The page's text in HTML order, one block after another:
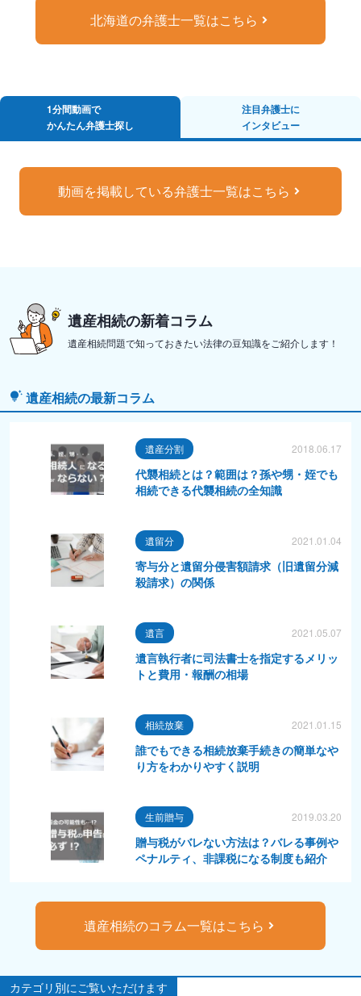
北海道の弁護士一覧はこちら
1分間動画で
かんたん弁護士探し
注目弁護士に
インタビュー
動画を掲載している弁護士一覧はこちら
遺産相続の新着コラム
遺産相続問題で知っておきたい法律の豆知識をご紹介します！
遺産相続の最新コラム
遺産分割 2018.06.17
代襲相続とは？範囲は？孫や甥・姪でも
相続できる代襲相続の全知識
遺留分 2021.01.04
寄与分と遺留分侵害額請求（旧遺留分減
殺請求）の関係
遺言 2021.05.07
遺言執行者に司法書士を指定するメリッ
トと費用・報酬の相場
相続放棄 2021.01.15
誰でもできる相続放棄手続きの簡単なや
り方をわかりやすく説明
生前贈与 2019.03.20
贈与税がバレない方法は？バレる事例や
ペナルティ、非課税になる制度も紹介
遺産相続のコラム一覧はこちら
カテゴリ別にご覧いただけます